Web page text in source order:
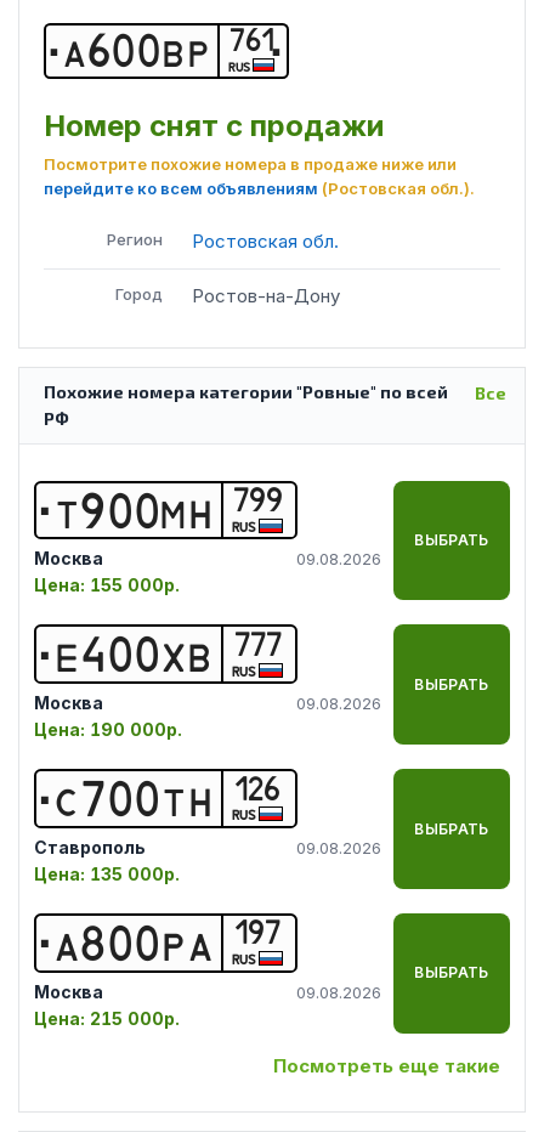
А600В Р 761
RUS
Номер снят с продажи
Посмотрите похожие номера в продаже ниже или
перейдите ко всем объявлениям (Ростовская обл.).
Регион Ростовская обл.
Город Ростов-на-Дону
Все
Похожие номера категории "Ровные" по всей
РФ
Т900МН 799
RUS
Москва 09.08.2026
Цена: 155 000р.
ВЫБРАТЬ
Е400ХВ 777
RUS
Москва 09.08.2026
Цена: 190 000р.
ВЫБРАТЬ
С700ТН 126
RUS
Ставрополь 09.08.2026
Цена: 135 000р.
ВЫБРАТЬ
А800Р А 197
RUS
Москва 09.08.2026
Цена: 215 000р.
ВЫБРАТЬ
Посмотреть еще такие